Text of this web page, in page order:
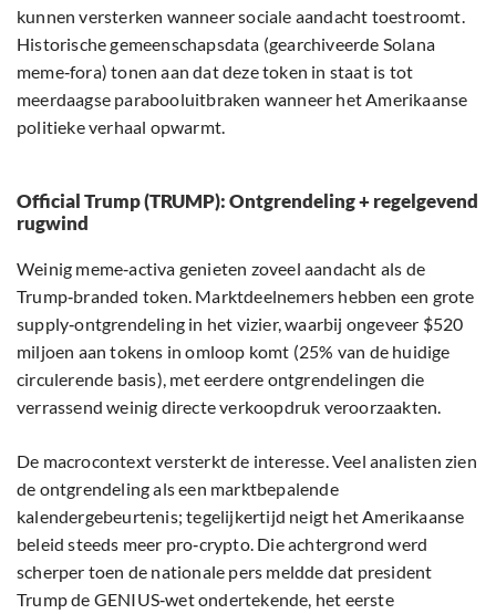
kunnen versterken wanneer sociale aandacht toestroomt.
Historische gemeenschapsdata (gearchiveerde Solana
meme‑fora) tonen aan dat deze token in staat is tot
meerdaagse parabooluitbraken wanneer het Amerikaanse
politieke verhaal opwarmt.
Official Trump (TRUMP): Ontgrendeling + regelgevend
rugwind
Weinig meme‑activa genieten zoveel aandacht als de
Trump‑branded token. Marktdeelnemers hebben een grote
supply‑ontgrendeling in het vizier, waarbij ongeveer $520
miljoen aan tokens in omloop komt (25% van de huidige
circulerende basis), met eerdere ontgrendelingen die
verrassend weinig directe verkoopdruk veroorzaakten.
De macrocontext versterkt de interesse. Veel analisten zien
de ontgrendeling als een marktbepalende
kalendergebeurtenis; tegelijkertijd neigt het Amerikaanse
beleid steeds meer pro‑crypto. Die achtergrond werd
scherper toen de nationale pers meldde dat president
Trump de GENIUS‑wet ondertekende, het eerste